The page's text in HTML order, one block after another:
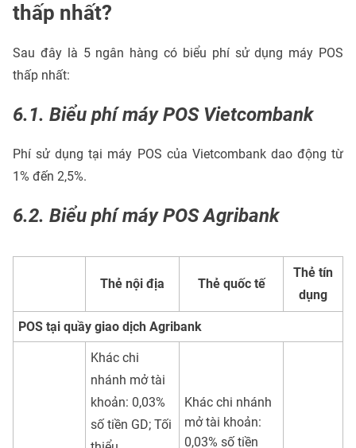
thấp nhất?
Sau đây là 5 ngân hàng có biểu phí sử dụng máy POS
thấp nhất:
6.1. Biểu phí máy POS Vietcombank
Phí sử dụng tại máy POS của Vietcombank dao động từ
1% đến 2,5%.
6.2. Biểu phí máy POS Agribank
Thẻ nội địa Thẻ quốc tế
Thẻ tín
dụng
POS tại quầy giao dịch Agribank
Khác chi
nhánh mở tài
khoản: 0,03%
số tiền GD; Tối
Khác chi nhánh
mở tài khoản:
0,03% số tiền